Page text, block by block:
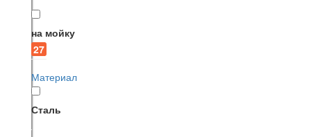
на мойку
27
Материал
Сталь